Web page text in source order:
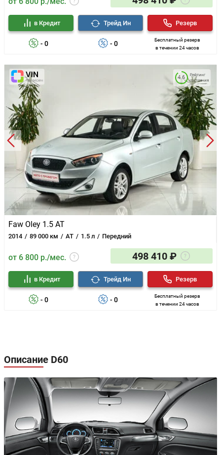
- 0
в Кредит
- 0
Трейд Ин
Бесплатный резерв
в течении 24 часов
Резерв
Faw Oley 1.5 AT
2014 89 000 км AT 1.5 л Передний
Рейтинг
состояния
4.6
от 6 800 р./мес. 498 410 ₽
- 0
в Кредит
- 0
Трейд Ин
Бесплатный резерв
в течении 24 часов
Резерв
Описание D60